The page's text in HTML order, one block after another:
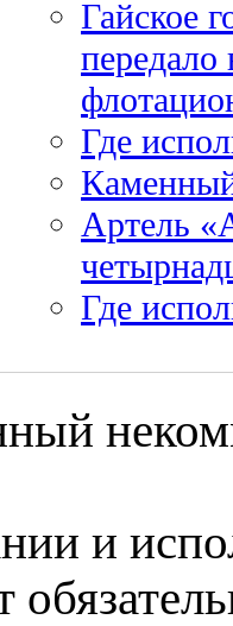
Гайское
Где
Артель
Где
и